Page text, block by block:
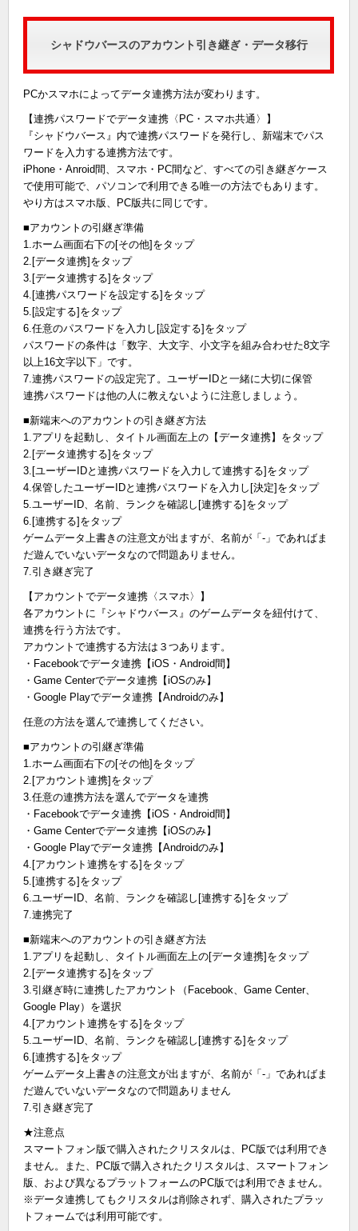
シャドウバースのアカウント引き継ぎ・データ移行
PCかスマホによってデータ連携方法が変わります。
【連携パスワードでデータ連携〈PC・スマホ共通〉】
『シャドウバース』内で連携パスワードを発行し、新端末でパス
ワードを入力する連携方法です。
iPhone・Anroid間、スマホ・PC間など、すべての引き継ぎケース
で使用可能で、パソコンで利用できる唯一の方法でもあります。
やり方はスマホ版、PC版共に同じです。
■アカウントの引継ぎ準備
1.ホーム画面右下の[その他]をタップ
2.[データ連携]をタップ
3.[データ連携する]をタップ
4.[連携パスワードを設定する]をタップ
5.[設定する]をタップ
6.任意のパスワードを入力し[設定する]をタップ
パスワードの条件は「数字、大文字、小文字を組み合わせた8文字
以上16文字以下」です。
7.連携パスワードの設定完了。ユーザーIDと一緒に大切に保管
連携パスワードは他の人に教えないように注意しましょう。
■新端末へのアカウントの引き継ぎ方法
1.アプリを起動し、タイトル画面左上の【データ連携】をタップ
2.[データ連携する]をタップ
3.[ユーザーIDと連携パスワードを入力して連携する]をタップ
4.保管したユーザーIDと連携パスワードを入力し[決定]をタップ
5.ユーザーID、名前、ランクを確認し[連携する]をタップ
6.[連携する]をタップ
ゲームデータ上書きの注意文が出ますが、名前が「-」であればま
だ遊んでいないデータなので問題ありません。
7.引き継ぎ完了
【アカウントでデータ連携〈スマホ〉】
各アカウントに『シャドウバース』のゲームデータを紐付けて、
連携を行う方法です。
アカウントで連携する方法は３つあります。
・Facebookでデータ連携【iOS・Android間】
・Game Centerでデータ連携【iOSのみ】
・Google Playでデータ連携【Androidのみ】
任意の方法を選んで連携してください。
■アカウントの引継ぎ準備
1.ホーム画面右下の[その他]をタップ
2.[アカウント連携]をタップ
3.任意の連携方法を選んでデータを連携
・Facebookでデータ連携【iOS・Android間】
・Game Centerでデータ連携【iOSのみ】
・Google Playでデータ連携【Androidのみ】
4.[アカウント連携をする]をタップ
5.[連携する]をタップ
6.ユーザーID、名前、ランクを確認し[連携する]をタップ
7.連携完了
■新端末へのアカウントの引き継ぎ方法
1.アプリを起動し、タイトル画面左上の[データ連携]をタップ
2.[データ連携する]をタップ
3.引継ぎ時に連携したアカウント（Facebook、Game Center、
Google Play）を選択
4.[アカウント連携をする]をタップ
5.ユーザーID、名前、ランクを確認し[連携する]をタップ
6.[連携する]をタップ
ゲームデータ上書きの注意文が出ますが、名前が「-」であればま
だ遊んでいないデータなので問題ありません
7.引き継ぎ完了
★注意点
スマートフォン版で購入されたクリスタルは、PC版では利用でき
ません。また、PC版で購入されたクリスタルは、スマートフォン
版、および異なるプラットフォームのPC版では利用できません。
※データ連携してもクリスタルは削除されず、購入されたプラッ
トフォームでは利用可能です。